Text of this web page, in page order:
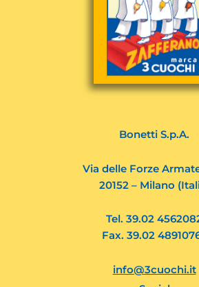
Bonetti S.p.A.
Via delle Forze
20152 – Milano
Tel. 39.02
Fax. 39.02
info@3cuochi.it